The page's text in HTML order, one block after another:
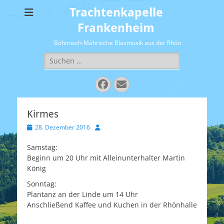
Trachtenkapelle
Frankenheim
Böhmisch-Mährische Blasmusik aus der Rhön
Suchen
nach:
Facebook
E-
Mail
Kirmes
Veröffentlicht
28. Dezember 2016 Autor
Samstag:
Beginn um 20 Uhr mit Alleinunterhalter Martin
König
Sonntag:
Plantanz an der Linde um 14 Uhr
Anschließend Kaffee und Kuchen in der Rhönhalle